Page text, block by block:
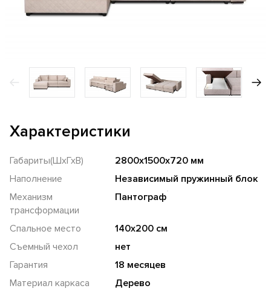
Характеристики
Габариты(ШхГхВ)
2800х1500х720 мм
Наполнение
Независимый пружинный блок
Механизм
трансформации
Пантограф
Спальное место
140х200 см
Съемный чехол
нет
Гарантия
18 месяцев
Материал каркаса
Дерево